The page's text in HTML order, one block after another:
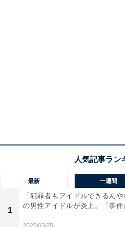
最新 一週間
1
「犯罪者もアイドルできるん
の男性アイドルが炎上。「事